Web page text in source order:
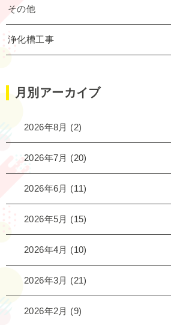
その他
浄化槽工事
月別アーカイブ
2026年8月 (2)
2026年7月 (20)
2026年6月 (11)
2026年5月 (15)
2026年4月 (10)
2026年3月 (21)
2026年2月 (9)